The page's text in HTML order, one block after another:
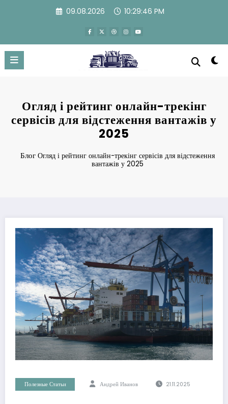
09.08.2026 10:29:47 PM
Огляд і рейтинг онлайн-трекінг
сервісів для відстеження вантажів у
2025
Блог Огляд і рейтинг онлайн-трекінг сервісів для відстеження
вантажів у 2025
Полезные Статьи Андрей Иванов 21.11.2025